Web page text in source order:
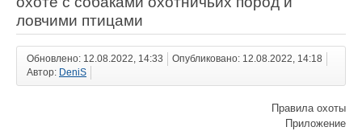
ловчими птицами
Обновлено: 12.08.2022, 14:33
Опубликовано: 12.08.2022, 14:18
Автор: DeniS
Правила охоты
Приложение